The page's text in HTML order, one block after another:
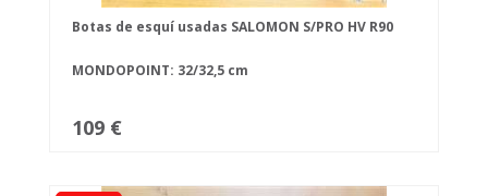
Botas de esquí usadas SALOMON S/PRO HV R90
MONDOPOINT: 32/32,5 cm
109 €